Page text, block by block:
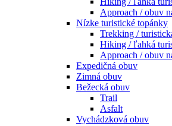
Approach / obuv
Nízke turistické topánky
Trekking /
Hiking / ľahká
Approach / obuv
Expedičná obuv
Zimná obuv
Bežecká obuv
Trail
Asfalt
Vychádzková obuv